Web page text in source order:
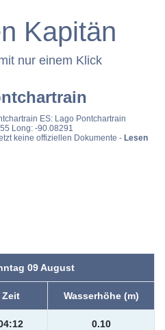
Kapitän
nur einem Klick
ES: Lago Pontchartrain
Long: -90.08291
keine offiziellen Dokumente - Lesen
09 August
Zeit Wasserhöhe (m)
0.10